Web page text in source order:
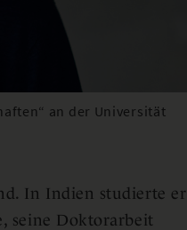
an der Universität
In Indien studierte er
seine Doktorarbeit